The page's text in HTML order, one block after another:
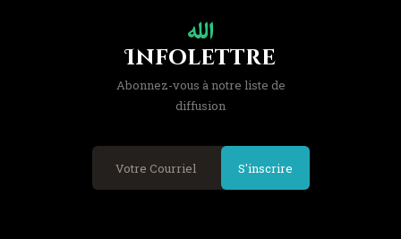
Infolettre
Abonnez-vous à notre liste de
diffusion
S'inscrire